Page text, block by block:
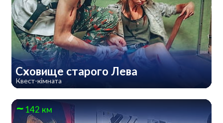
Сховище старого Лева
Квест-кімната
142 км